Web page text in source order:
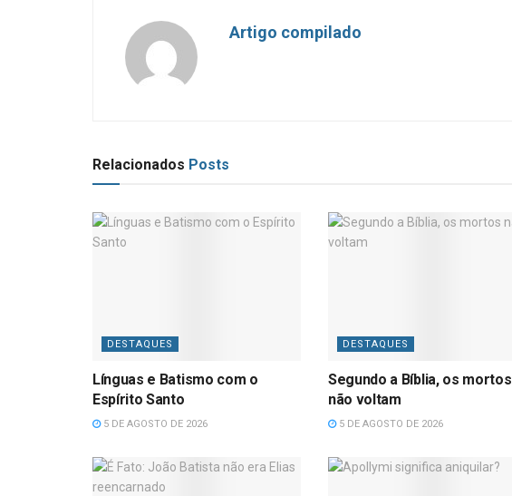
Artigo compilado
Relacionados Posts
DESTAQUES
Línguas e Batismo com o
Espírito Santo
5 DE AGOSTO DE 2026
DESTAQUES
Segundo a Bíblia, os mortos
não voltam
5 DE AGOSTO DE 2026